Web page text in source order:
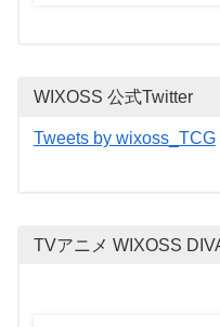
WIXOSS 公式Twitter
Tweets by wixoss_TCG
TVアニメ WIXOSS